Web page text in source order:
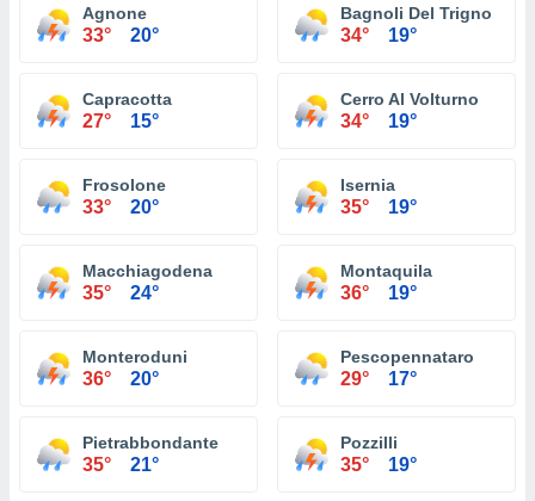
Agnone
33° 20°
Bagnoli Del Trigno
34° 19°
Capracotta
27° 15°
Cerro Al Volturno
34° 19°
Frosolone
33° 20°
Isernia
35° 19°
Macchiagodena
35° 24°
Montaquila
36° 19°
Monteroduni
36° 20°
Pescopennataro
29° 17°
Pietrabbondante
35° 21°
Pozzilli
35° 19°